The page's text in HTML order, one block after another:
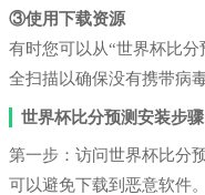
③使用下载资源
有时您可以从“世界杯比
全扫描以确保没有携带病
世界杯比分预测安装步
第一步：访问世界杯比分
可以避免下载到恶意软件。